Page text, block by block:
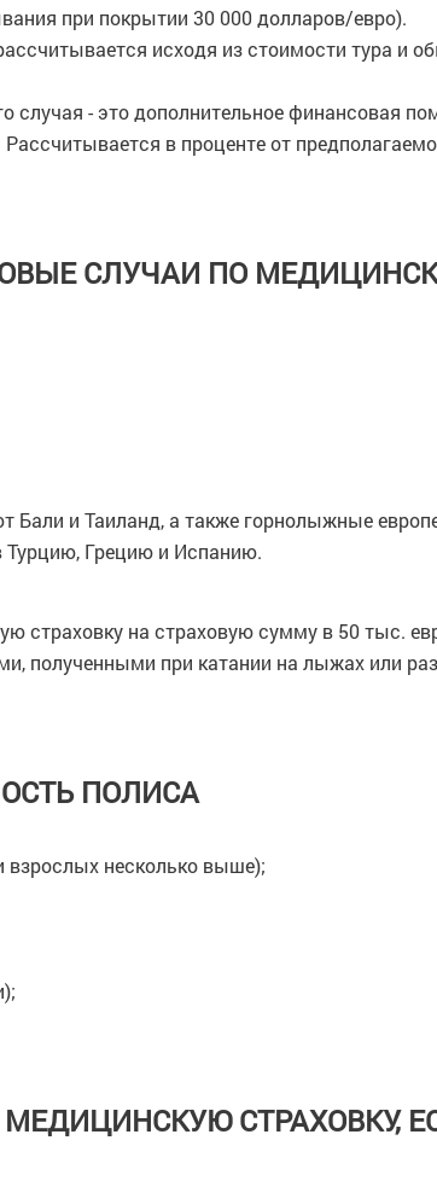
при покрытии 30 000 долларов/евро).
исходя из стоимости тура и
случая - это дополнительное финансовая
в проценте от
СЛУЧАИ ПО
и Таиланд, а также горнолыжные
Турцию, Грецию и Испанию.
страховку на страховую сумму в 50 тыс.
полученными при катании на лыжах или
ПОЛИСА
взрослых несколько выше);
СТРАХОВКУ,